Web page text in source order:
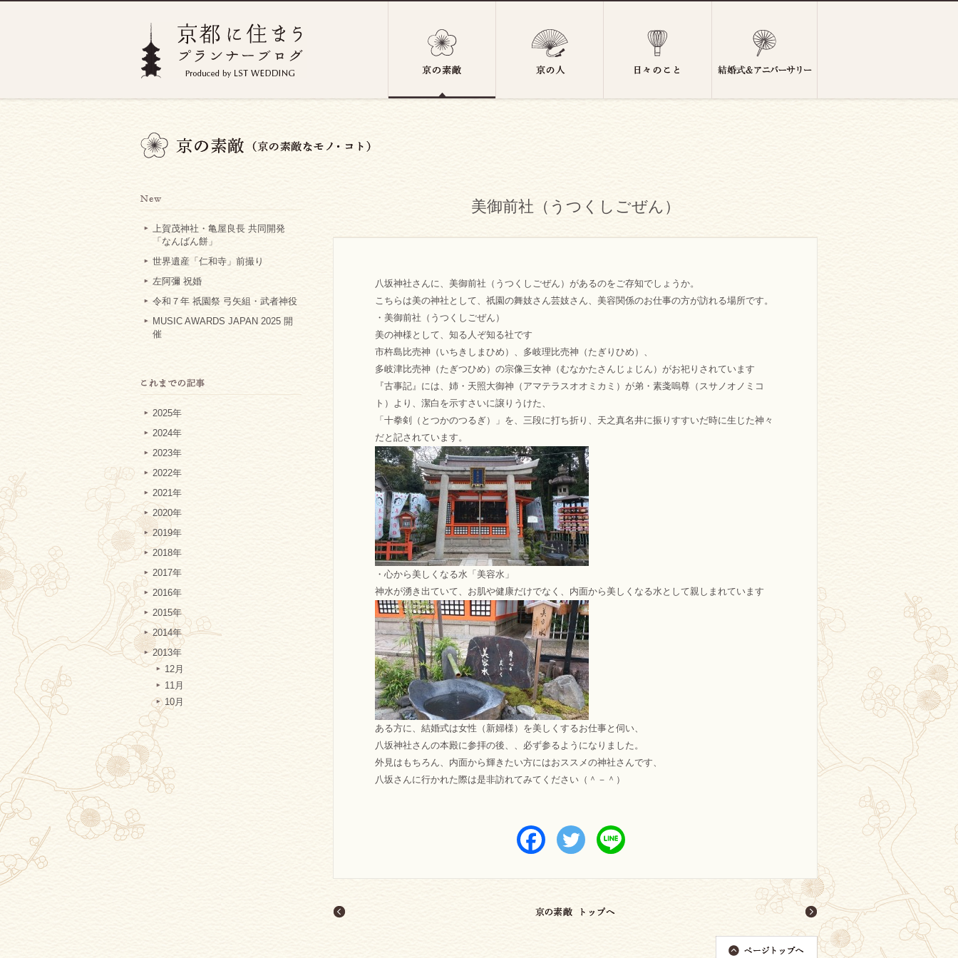
上賀茂神社・亀屋良長 共同開発
「なんばん餅」
世界遺産「仁和寺」前撮り
左阿彌 祝婚
令和７年 祇園祭 弓矢組・武者神役
MUSIC AWARDS JAPAN 2025 開
催
2025年
2024年
2023年
2022年
2021年
2020年
2019年
2018年
2017年
2016年
2015年
2014年
2013年
12月
11月
10月
美御前社（うつくしごぜん）
八坂神社さんに、美御前社（うつくしごぜん）があるのをご存知でしょうか。
こちらは美の神社として、祇園の舞妓さん芸妓さん、美容関係のお仕事の方が訪れる場所です。
・美御前社（うつくしごぜん）
美の神様として、知る人ぞ知る社です
市杵島比売神（いちきしまひめ）、多岐理比売神（たぎりひめ）、
多岐津比売神（たぎつひめ）の宗像三女神（むなかたさんじょじん）がお祀りされています
『古事記』には、姉・天照大御神（アマテラスオオミカミ）が弟・素戔嗚尊（スサノオノミコ
ト）より、潔白を示すさいに譲りうけた、
「十拳剣（とつかのつるぎ）」を、三段に打ち折り、天之真名井に振りすすいだ時に生じた神々
だと記されています。
・心から美しくなる水「美容水」
神水が湧き出ていて、お肌や健康だけでなく、内面から美しくなる水として親しまれています
ある方に、結婚式は女性（新婦様）を美しくするお仕事と伺い、
八坂神社さんの本殿に参拝の後、、必ず参るようになりました。
外見はもちろん、内面から輝きたい方にはおススメの神社さんです、
八坂さんに行かれた際は是非訪れてみてください（＾－＾）